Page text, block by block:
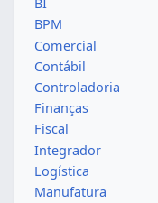
BPM
Comercial
Contábil
Controladoria
Finanças
Fiscal
Integrador
Logística
Manufatura